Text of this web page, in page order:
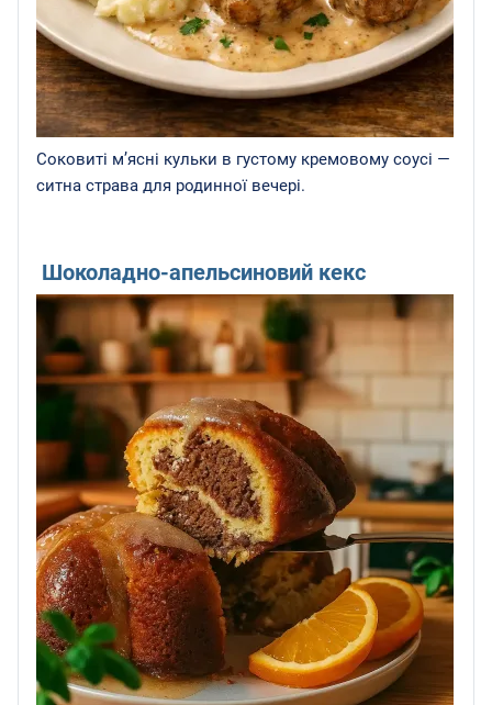
Соковиті м’ясні кульки в густому кремовому соусі —
ситна страва для родинної вечері.
Шоколадно-апельсиновий кекс